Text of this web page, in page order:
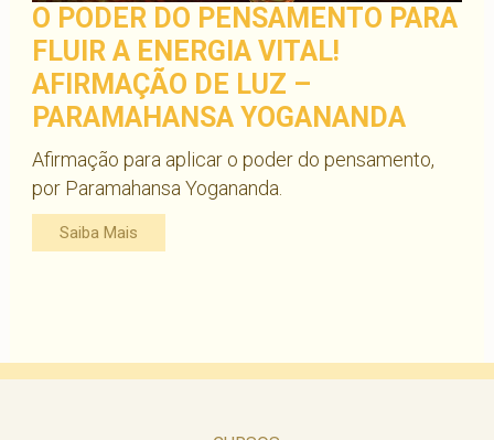
O PODER DO PENSAMENTO PARA
FLUIR A ENERGIA VITAL!
AFIRMAÇÃO DE LUZ –
PARAMAHANSA YOGANANDA
Afirmação para aplicar o poder do pensamento,
por Paramahansa Yogananda.
Saiba Mais